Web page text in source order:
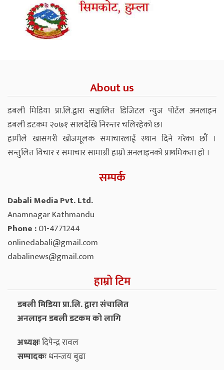
About us
डबली मिडिया प्रा.लि.द्वारा सञ्चालित डिजिटल न्युज पोर्टल अनलाइन
डबली डटकम २०७१ सालदेखि निरन्तर चलिरहेको छ।
हामीले खासगरी खोजमूलक समाचारलाई स्थान दिने गरेका छौं ।
सन्तुलित विचार र समाचार सामाग्री हाम्रो अनलाइनको प्राथमिकता हो ।
सम्पर्क
Dabali Media Pvt. Ltd.
Anamnagar Kathmandu
Phone :01-4771244
onlinedabali@gmail.com
dabalinews@gmail.com
हाम्रो टिम
डबली मिडिया प्रा.लि. द्वारा संचालित
अनलाइन डबली डटकम को लागि
अध्यक्षःदिपेन्द्र रावल
सम्पादकःधनन्‍जय बुढा